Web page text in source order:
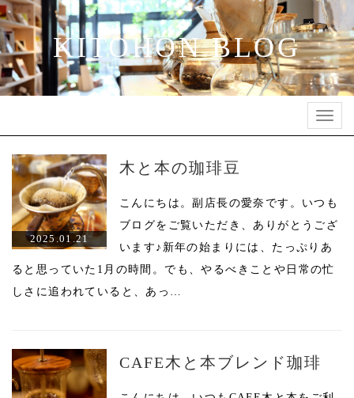
KITOHON BLOG
Toggle
2025.01.21
木と本の珈琲豆
こんにちは。副店長の愛奈です。いつも
ブログをご覧いただき、ありがとうござ
います♪新年の始まりには、たっぷりあ
ると思っていた1月の時間。でも、やるべきことや日常の忙
しさに追われていると、あっ…
CAFE木と本ブレンド珈琲